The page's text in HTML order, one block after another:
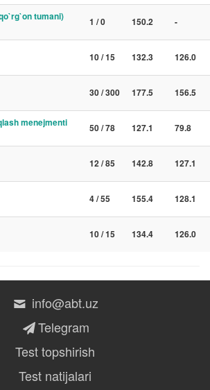
tumani) 1 / 0 150.2 -
10 / 15 132.3 126.0
30 / 300 177.5 156.5
menejmenti 50 / 78 127.1 79.8
12 / 85 142.8 127.1
4 / 55 155.4 128.1
10 / 15 134.4 126.0
info@abt.uz
Telegram
Test topshirish
Test natijalari